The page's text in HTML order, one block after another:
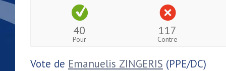
40
Pour
117
Contre
Vote de Emanuelis ZINGERIS (PPE/DC)